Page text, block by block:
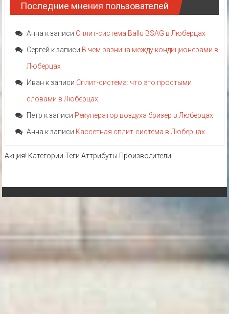
Последние мнения пользователей
Анна к записи Сплит-система Ballu BSAG в Люберцах
Сергей к записи В чем разница между кондиционерами в
Люберцах
Иван к записи Сплит-система: что это простыми
словами в Люберцах
Петр к записи Рекуператор воздуха бризер в Люберцах
Анна к записи Кассетная сплит-система в Люберцах
Акция! Категории Теги Аттрибуты Производители